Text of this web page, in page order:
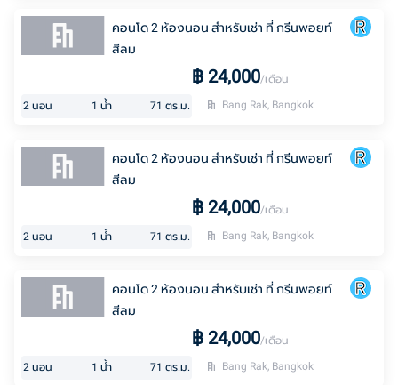
คอนโด 2 ห้องนอน สำหรับเช่า ที่ กรีนพอยท์
สีลม
฿ 24,000/เดือน
2 นอน 1 น้ำ 71 ตร.ม. Bang Rak, Bangkok
คอนโด 2 ห้องนอน สำหรับเช่า ที่ กรีนพอยท์
สีลม
฿ 24,000/เดือน
2 นอน 1 น้ำ 71 ตร.ม. Bang Rak, Bangkok
คอนโด 2 ห้องนอน สำหรับเช่า ที่ กรีนพอยท์
สีลม
฿ 24,000/เดือน
2 นอน 1 น้ำ 71 ตร.ม. Bang Rak, Bangkok